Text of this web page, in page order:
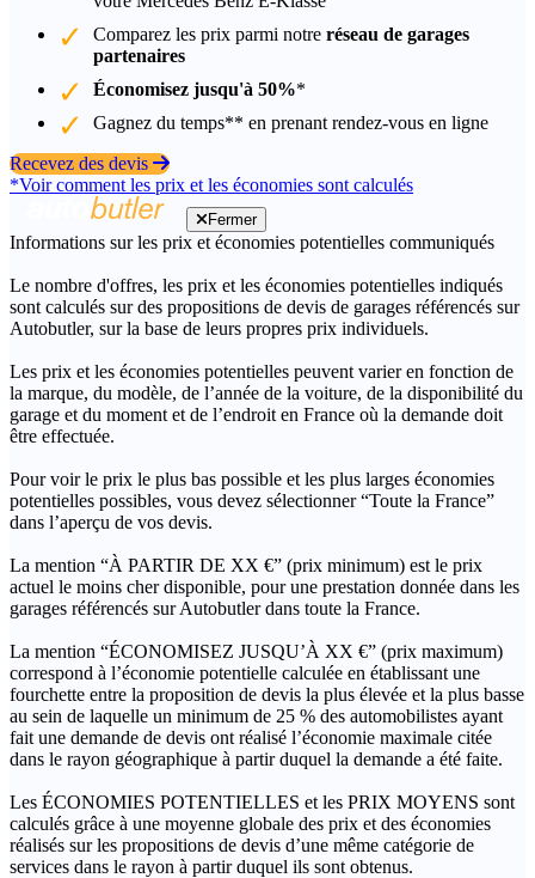
Comparez les prix parmi notre réseau de garages
partenaires
Économisez jusqu'à 50%*
Gagnez du temps** en prenant rendez-vous en ligne
Recevez des devis
*Voir comment les prix et les économies sont calculés
Fermer
Informations sur les prix et économies potentielles communiqués
Le nombre d'offres, les prix et les économies potentielles indiqués
sont calculés sur des propositions de devis de garages référencés sur
Autobutler, sur la base de leurs propres prix individuels.
Les prix et les économies potentielles peuvent varier en fonction de
la marque, du modèle, de l’année de la voiture, de la disponibilité du
garage et du moment et de l’endroit en France où la demande doit
être effectuée.
Pour voir le prix le plus bas possible et les plus larges économies
potentielles possibles, vous devez sélectionner “Toute la France”
dans l’aperçu de vos devis.
La mention “À PARTIR DE XX €” (prix minimum) est le prix
actuel le moins cher disponible, pour une prestation donnée dans les
garages référencés sur Autobutler dans toute la France.
La mention “ÉCONOMISEZ JUSQU’À XX €” (prix maximum)
correspond à l’économie potentielle calculée en établissant une
fourchette entre la proposition de devis la plus élevée et la plus basse
au sein de laquelle un minimum de 25 % des automobilistes ayant
fait une demande de devis ont réalisé l’économie maximale citée
dans le rayon géographique à partir duquel la demande a été faite.
Les ÉCONOMIES POTENTIELLES et les PRIX MOYENS sont
calculés grâce à une moyenne globale des prix et des économies
réalisés sur les propositions de devis d’une même catégorie de
services dans le rayon à partir duquel ils sont obtenus.